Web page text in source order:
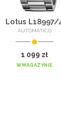
Lotus L18997/
AUTOMATICO
1 099 zł
W MAGAZYNIE